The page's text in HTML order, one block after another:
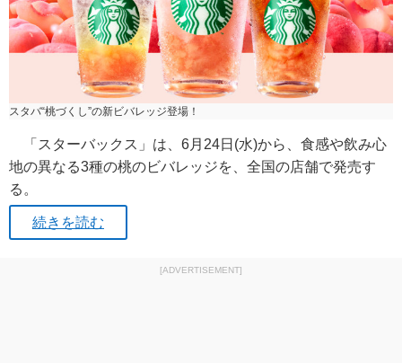
スタバ“桃づくし”の新ビバレッジ登場！
「スターバックス」は、6月24日(水)から、食感や飲み心
地の異なる3種の桃のビバレッジを、全国の店舗で発売す
る。
続きを読む
[ADVERTISEMENT]